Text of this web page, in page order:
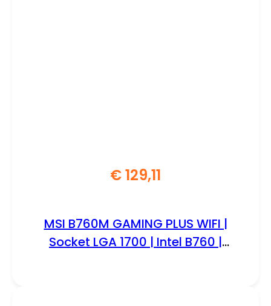
€129,11
MSI B760M GAMING PLUS WIFI |
Socket LGA 1700 | Intel B760 |